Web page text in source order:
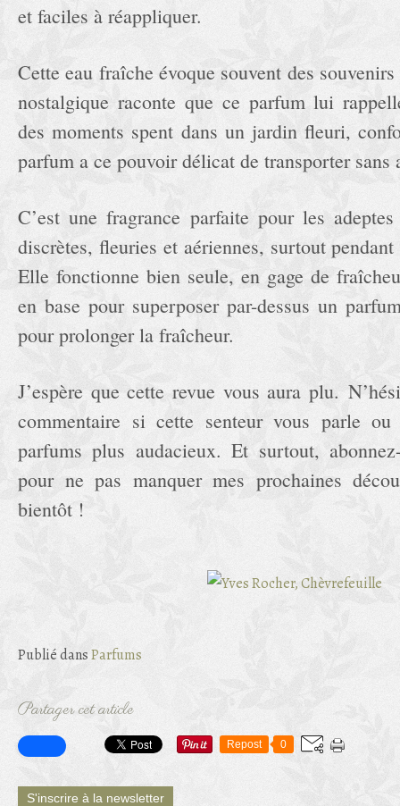
et faciles à réappliquer.
Cette eau fraîche évoque souvent des
nostalgique raconte que ce parfum lui
des moments spent dans un jardin fleuri,
parfum a ce pouvoir délicat de transporter sans
C’est une fragrance parfaite pour les
discrètes, fleuries et aériennes, surtout
Elle fonctionne bien seule, en gage de
en base pour superposer par-dessus un
pour prolonger la fraîcheur.
J’espère que cette revue vous aura plu.
commentaire si cette senteur vous parle
parfums plus audacieux. Et surtout,
pour ne pas manquer mes prochaines
bientôt !
Publié dansParfums
Partager cet article
Repost 0
S'inscrire à la newsletter